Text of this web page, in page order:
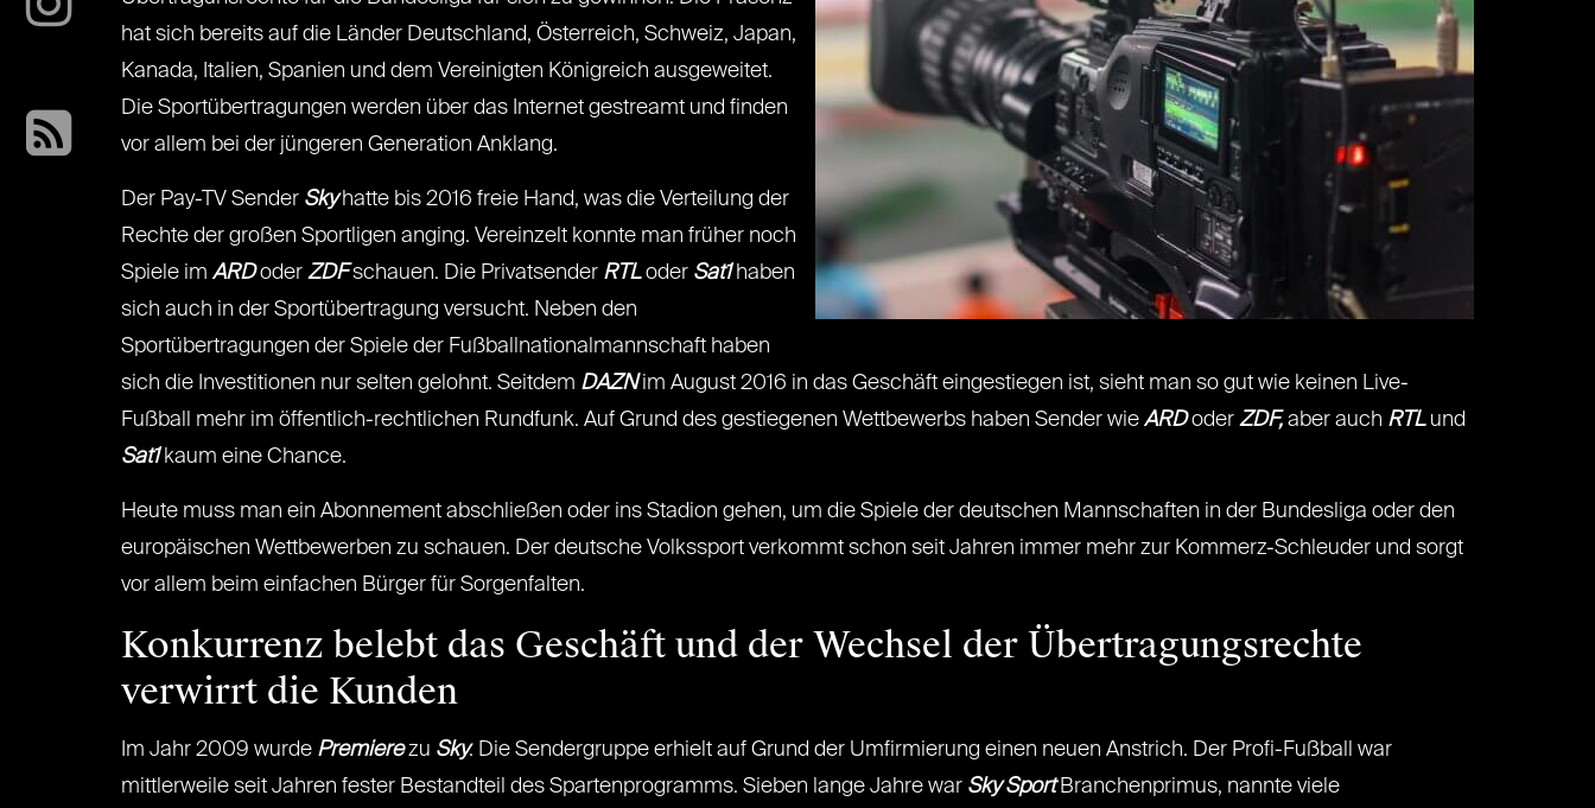
hat sich bereits auf die Länder Deutschland, Österreich, Schweiz, Japan,
Kanada, Italien, Spanien und dem Vereinigten Königreich ausgeweitet.
Die Sportübertragungen werden über das Internet gestreamt und finden
vor allem bei der jüngeren Generation Anklang.
Der Pay-TV Sender Skyhatte bis 2016 freie Hand, was die Verteilung der
Rechte der großen Sportligen anging. Vereinzelt konnte man früher noch
Spiele im ARDoder ZDFschauen. Die Privatsender RTLoder Sat1haben
sich auch in der Sportübertragung versucht. Neben den
Sportübertragungen der Spiele der Fußballnationalmannschaft haben
sich die Investitionen nur selten gelohnt. Seitdem DAZNim August 2016 in das Geschäft eingestiegen ist, sieht man so gut wie keinen Live-
Fußball mehr im öffentlich-rechtlichen Rundfunk. Auf Grund des gestiegenen Wettbewerbs haben Sender wie ARDoder ZDF, aber auch RTLund
Sat1kaum eine Chance.
Heute muss man ein Abonnement abschließen oder ins Stadion gehen, um die Spiele der deutschen Mannschaften in der Bundesliga oder den
europäischen Wettbewerben zu schauen. Der deutsche Volkssport verkommt schon seit Jahren immer mehr zur Kommerz-Schleuder und sorgt
vor allem beim einfachen Bürger für Sorgenfalten.
Konkurrenz belebt das Geschäft und der Wechsel der Übertragungsrechte
verwirrt die Kunden
Im Jahr 2009 wurde Premierezu Sky. Die Sendergruppe erhielt auf Grund der Umfirmierung einen neuen Anstrich. Der Profi-Fußball war
mittlerweile seit Jahren fester Bestandteil des Spartenprogramms. Sieben lange Jahre war Sky SportBranchenprimus, nannte viele